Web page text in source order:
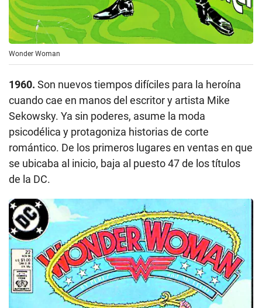
Wonder Woman
1960. Son nuevos tiempos difíciles para la heroína
cuando cae en manos del escritor y artista Mike
Sekowsky. Ya sin poderes, asume la moda
psicodélica y protagoniza historias de corte
romántico. De los primeros lugares en ventas en que
se ubicaba al inicio, baja al puesto 47 de los títulos
de la DC.